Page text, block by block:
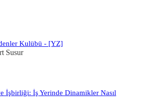
Kulübü - [YZ]
Susur
İşbirliği: İş Yerinde Dinamikler Nasıl